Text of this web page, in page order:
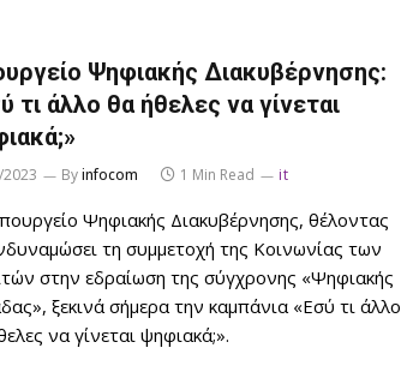
Ψηφιακής Διακυβέρνησης:
τι άλλο θα ήθελες να γίνεται
Byinfocom 1 Min Read it
Ψηφιακής Διακυβέρνησης, θέλοντας
τη συμμετοχή της Κοινωνίας των
στην εδραίωση της σύγχρονης «Ψηφιακής
ξεκινά σήμερα την καμπάνια «Εσύ τι άλλο
να γίνεται ψηφιακά;».